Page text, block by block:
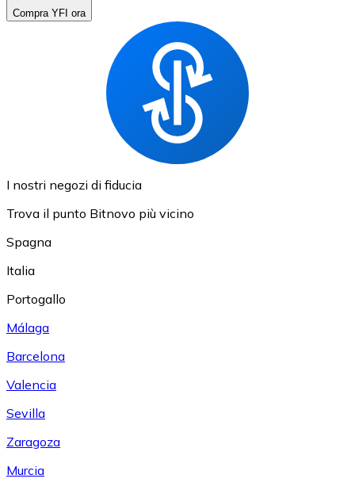
Compra YFI ora
I nostri negozi di fiducia
Trova il punto Bitnovo più vicino
Spagna
Italia
Portogallo
Málaga
Barcelona
Valencia
Sevilla
Zaragoza
Murcia